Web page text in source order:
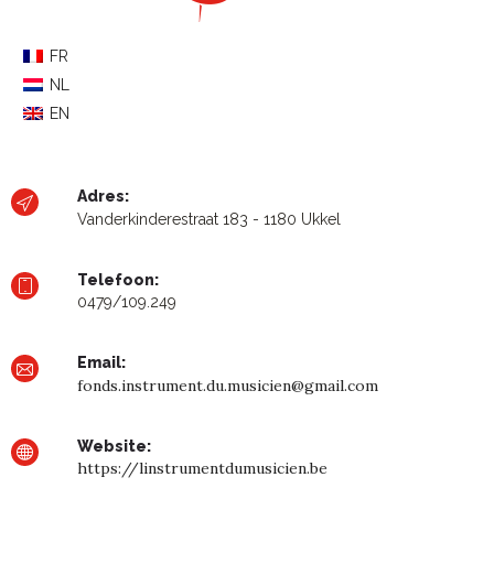
FR
NL
EN
Adres:
Vanderkinderestraat 183 - 1180 Ukkel
Telefoon:
0479/109.249
Email:
fonds.instrument.du.musicien@gmail.com
Website:
https://linstrumentdumusicien.be